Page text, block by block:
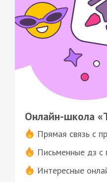
Онлайн-школа
Прямая связь с
Письменные дз с
Интересные